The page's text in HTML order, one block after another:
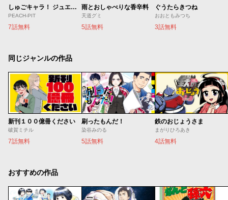
しゅごキャラ！ ジュエルジョーカー
PEACH-PIT
7話無料
雨とおしゃべりな香辛料
天道グミ
5話無料
ぐうたらきつね
おおともみつち
3話無料
同じジャンルの作品
新刊１００億冊ください
破賀ミチル
7話無料
刷ったもんだ！
染谷みのる
5話無料
鉄のおじょうさま
まがりひろあき
4話無料
おすすめの作品